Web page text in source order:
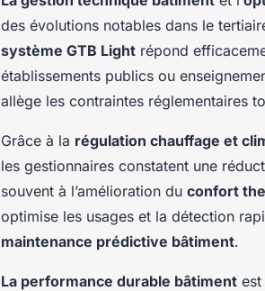
des évolutions notables dans le
système GTB Light répond
établissements publics ou
allège les contraintes réglementaires
Grâce à la régulation chauffage et
les gestionnaires constatent une
souvent à l’amélioration du confort
optimise les usages et la détection
maintenance prédictive bâtiment.
La performance durable bâtiment